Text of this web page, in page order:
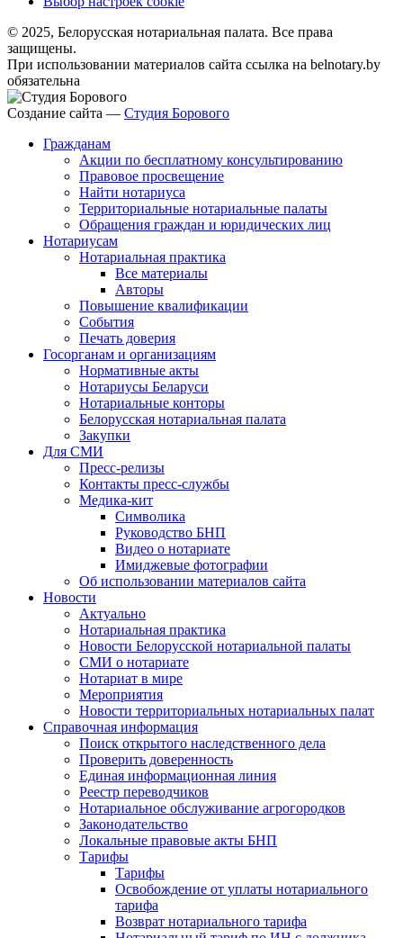
© 2025, Белорусская нотариальная палата. Все права
защищены.
При использовании материалов сайта ссылка на belnotary.by
обязательна
Создание сайта — Студия Борового
Гражданам
Акции по бесплатному консультированию
Правовое просвещение
Найти нотариуса
Территориальные нотариальные палаты
Обращения граждан и юридических лиц
Нотариусам
Нотариальная практика
Все материалы
Авторы
Повышение квалификации
События
Печать доверия
Госорганам и организациям
Нормативные акты
Нотариусы Беларуси
Нотариальные конторы
Белорусская нотариальная палата
Закупки
Для СМИ
Пресс-релизы
Контакты пресс-службы
Медика-кит
Символика
Руководство БНП
Видео о нотариате
Имиджевые фотографии
Об использовании материалов сайта
Новости
Актуально
Нотариальная практика
Новости Белорусской нотариальной палаты
СМИ о нотариате
Нотариат в мире
Мероприятия
Новости территориальных нотариальных палат
Справочная информация
Поиск открытого наследственного дела
Проверить доверенность
Единая информационная линия
Реестр переводчиков
Нотариальное обслуживание агрогородков
Законодательство
Локальные правовые акты БНП
Тарифы
Тарифы
Освобождение от уплаты нотариального
тарифа
Возврат нотариального тарифа